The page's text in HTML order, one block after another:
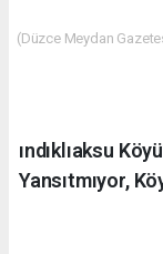
(Düzce Meydan
ındıklıaksu
Yansıtmıyor,